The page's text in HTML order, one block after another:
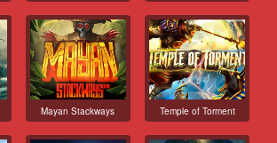
Mayan Stackways Temple of Torment